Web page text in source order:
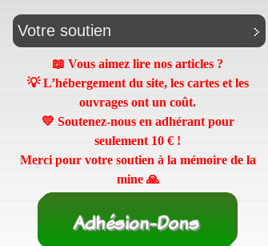
Votre soutien
📖 Vous aimez lire nos articles ?
💡 L’hébergement du site, les cartes et les
ouvrages ont un coût.
💛 Soutenez-nous en adhérant pour
seulement 10 € !
Merci pour votre soutien à la mémoire de la
mine 🙏